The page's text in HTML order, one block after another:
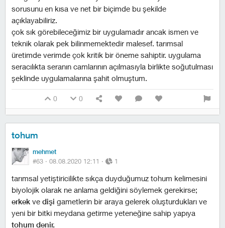
sorusunu en kısa ve net bir biçimde bu şekilde
açıklayabiliriz.
çok sık görebileceğimiz bir uygulamadır ancak ismen ve
teknik olarak pek bilinmemektedir malesef. tarımsal
üretimde verimde çok kritik bir öneme sahiptir. uygulama
seracılıkta seranın camlarının açılmasıyla birlikte soğutulması
şeklinde uygulamalarına şahit olmuştum.
0 0
tohum
mehmet
#63 · 08.08.2020 12:11 · 1
tarımsal yetiştiricilikte sıkça duyduğumuz tohum kelimesini
biyolojik olarak ne anlama geldiğini söylemek gerekirse;
erkek ve dişi gametlerin bir araya gelerek oluşturdukları ve
yeni bir bitki meydana getirme yeteneğine sahip yapıya
tohum denir.